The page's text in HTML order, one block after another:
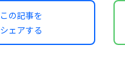
この記事を
シェアする